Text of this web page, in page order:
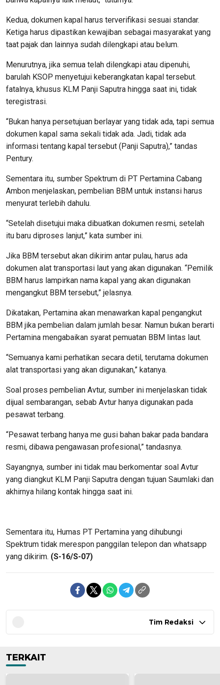
Kedua, dokumen kapal harus terverifikasi sesuai standar.
Ketiga harus dipastikan kewajiban sebagai masyarakat yang
taat pajak dan lainnya sudah dilengkapi atau belum.
Menurutnya, jika semua telah dilengkapi atau dipenuhi,
barulah KSOP menyetujui keberangkatan kapal tersebut.
fatalnya, khusus KLM Panji Saputra hingga saat ini, tidak
teregistrasi.
“Bukan hanya persetujuan berlayar yang tidak ada, tapi semua
dokumen kapal sama sekali tidak ada. Jadi, tidak ada
informasi tentang kapal tersebut (Panji Saputra),” tandas
Pentury.
Sementara itu, sumber Spektrum di PT Pertamina Cabang
Ambon menjelaskan, pembelian BBM untuk instansi harus
menyurat terlebih dahulu.
“Setelah disetujui maka dibuatkan dokumen resmi, setelah
itu baru diproses lanjut,” kata sumber ini.
Jika BBM tersebut akan dikirim antar pulau, harus ada
dokumen alat transportasi laut yang akan digunakan. “Pemilik
BBM harus lampirkan nama kapal yang akan digunakan
mengangkut BBM tersebut,” jelasnya.
Dikatakan, Pertamina akan menawarkan kapal pengangkut
BBM jika pembelian dalam jumlah besar. Namun bukan berarti
Pertamina mengabaikan syarat pemuatan BBM lintas laut.
“Semuanya kami perhatikan secara detil, terutama dokumen
alat transportasi yang akan digunakan,” katanya.
Soal proses pembelian Avtur, sumber ini menjelaskan tidak
dijual sembarangan, sebab Avtur hanya digunakan pada
pesawat terbang.
“Pesawat terbang hanya me gusi bahan bakar pada bandara
resmi, dibawa pengawasan profesional,” tandasnya.
Sayangnya, sumber ini tidak mau berkomentar soal Avtur
yang diangkut KLM Panji Saputra dengan tujuan Saumlaki dan
akhirnya hilang kontak hingga saat ini.
Sementara itu, Humas PT Pertamina yang dihubungi
Spektrum tidak merespon panggilan telepon dan whatsapp
yang dikirim. (S-16/S-07)
Tim Redaksi
TERKAIT